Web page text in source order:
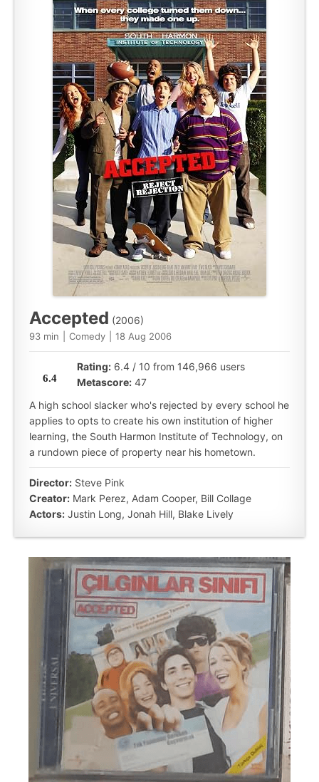
Accepted (2006)
93 min Comedy 18 Aug 2006
6.4
Rating: 6.4 / 10 from 146,966 users
Metascore: 47
A high school slacker who's rejected by every school he
applies to opts to create his own institution of higher
learning, the South Harmon Institute of Technology, on
a rundown piece of property near his hometown.
Director: Steve Pink
Creator: Mark Perez, Adam Cooper, Bill Collage
Actors: Justin Long, Jonah Hill, Blake Lively